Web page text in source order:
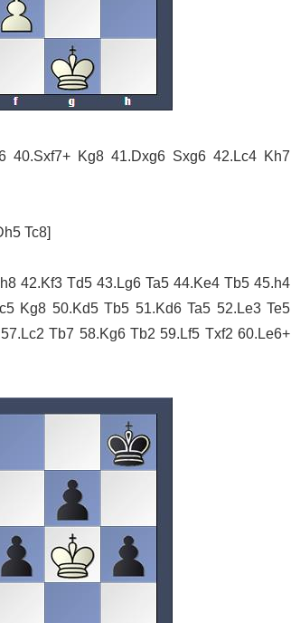
40.Sxf7+ Kg8 41.Dxg6 Sxg6 42.Lc4 Kh7
Tc8]
42.Kf3 Td5 43.Lg6 Ta5 44.Ke4 Tb5 45.h4
Kg8 50.Kd5 Tb5 51.Kd6 Ta5 52.Le3 Te5
Tb7 58.Kg6 Tb2 59.Lf5 Txf2 60.Le6+